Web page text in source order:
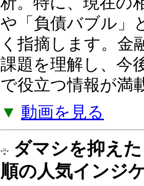
ついて解説する
の金融政策、株式
スクなど、幅広い
析。特に、現在の
や「負債バブル」
く指摘します。金
課題を理解し、今
で役立つ情報が満
▼ 動画を見る